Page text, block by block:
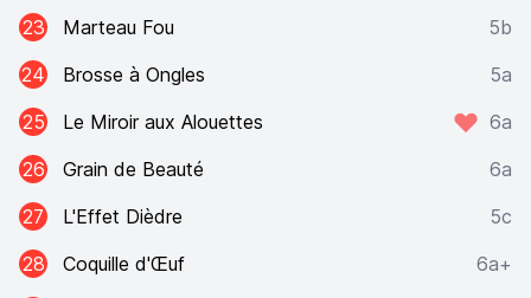
23
Marteau Fou
5b
24
Brosse à Ongles
5a
25
Le Miroir aux Alouettes
6a
26
Grain de Beauté
6a
27
L'Effet Dièdre
5c
28
Coquille d'Œuf
6a+